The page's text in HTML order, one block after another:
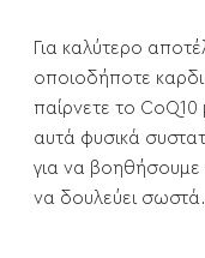
Για καλύτερο
οποιοδήποτε
παίρνετε το CoQ10
αυτά φυσικά
για να βοηθήσουμε
να δουλεύει σωστά.